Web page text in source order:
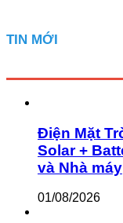
TIN MỚI
Điện Mặt
Solar +
và Nhà máy
01/08/2026